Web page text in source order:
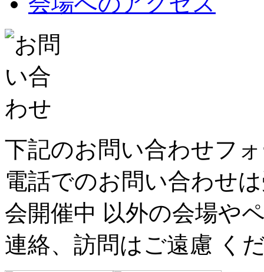
下記のお問い合わせフ
電話でのお問い合わせ
会開催中 以外の会場や
連絡、訪問はご遠慮 く